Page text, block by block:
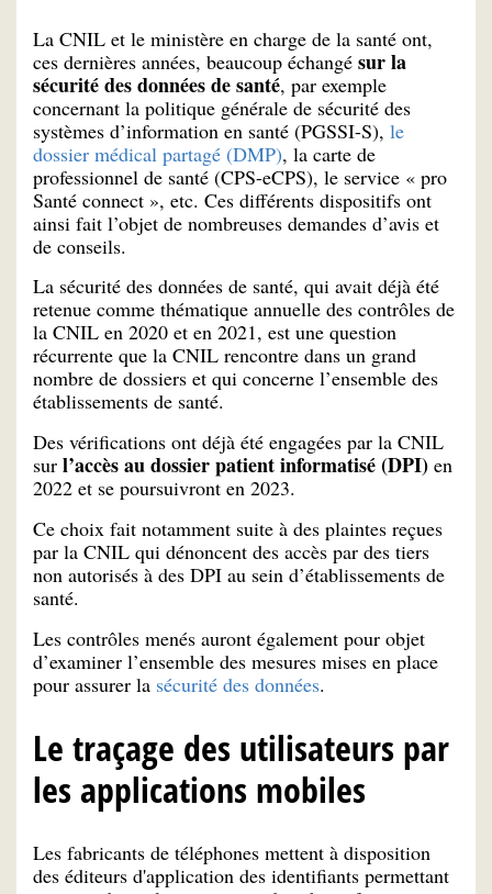
La CNIL et le ministère en charge de la santé ont,
ces dernières années, beaucoup échangé sur la
sécurité des données de santé, par exemple
concernant la politique générale de sécurité des
systèmes d’information en santé (PGSSI-S), le
dossier médical partagé (DMP), la carte de
professionnel de santé (CPS-eCPS), le service « pro
Santé connect », etc. Ces différents dispositifs ont
ainsi fait l’objet de nombreuses demandes d’avis et
de conseils.
La sécurité des données de santé, qui avait déjà été
retenue comme thématique annuelle des contrôles de
la CNIL en 2020 et en 2021, est une question
récurrente que la CNIL rencontre dans un grand
nombre de dossiers et qui concerne l’ensemble des
établissements de santé.
Des vérifications ont déjà été engagées par la CNIL
sur l’accès au dossier patient informatisé (DPI) en
2022 et se poursuivront en 2023.
Ce choix fait notamment suite à des plaintes reçues
par la CNIL qui dénoncent des accès par des tiers
non autorisés à des DPI au sein d’établissements de
santé.
Les contrôles menés auront également pour objet
d’examiner l’ensemble des mesures mises en place
pour assurer la sécurité des données.
Le traçage des utilisateurs par
les applications mobiles
Les fabricants de téléphones mettent à disposition
des éditeurs d'application des identifiants permettant